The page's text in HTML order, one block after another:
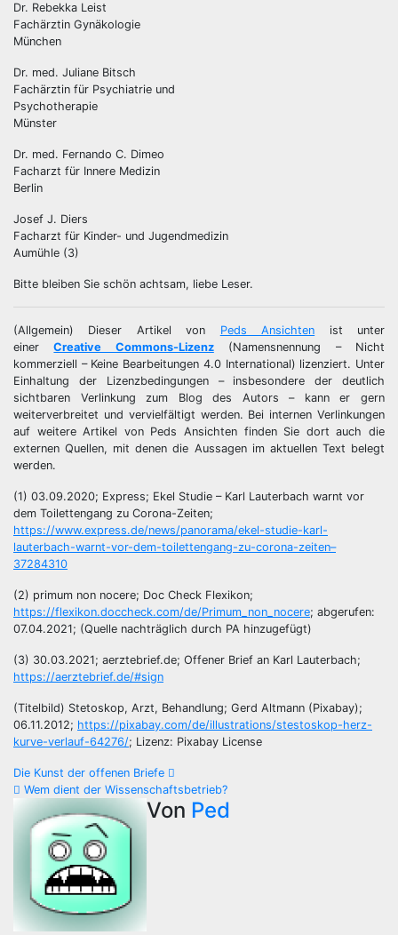
Dr. Rebekka Leist
Fachärztin Gynäkologie
München
Dr. med. Juliane Bitsch
Fachärztin für Psychiatrie und
Psychotherapie
Münster
Dr. med. Fernando C. Dimeo
Facharzt für Innere Medizin
Berlin
Josef J. Diers
Facharzt für Kinder- und Jugendmedizin
Aumühle (3)
Bitte bleiben Sie schön achtsam, liebe Leser.
(Allgemein) Dieser Artikel von Peds Ansichten ist unter
einerCreative Commons-Lizenz(Namensnennung – Nicht
kommerziell – Keine Bearbeitungen 4.0 International) lizenziert. Unter
Einhaltung der Lizenzbedingungen – insbesondere der deutlich
sichtbaren Verlinkung zum Blog des Autors – kann er gern
weiterverbreitet und vervielfältigt werden. Bei internen Verlinkungen
auf weitere Artikel von Peds Ansichten finden Sie dort auch die
externen Quellen, mit denen die Aussagen im aktuellen Text belegt
werden.
(1) 03.09.2020; Express; Ekel Studie – Karl Lauterbach warnt vor
dem Toilettengang zu Corona-Zeiten;
https://www.express.de/news/panorama/ekel-studie-karl-
lauterbach-warnt-vor-dem-toilettengang-zu-corona-zeiten–
37284310
(2) primum non nocere; Doc Check Flexikon;
https://flexikon.doccheck.com/de/Primum_non_nocere; abgerufen:
07.04.2021; (Quelle nachträglich durch PA hinzugefügt)
(3) 30.03.2021; aerztebrief.de; Offener Brief an Karl Lauterbach;
https://aerztebrief.de/#sign
(Titelbild) Stetoskop, Arzt, Behandlung; Gerd Altmann (Pixabay);
06.11.2012; https://pixabay.com/de/illustrations/stestoskop-herz-
kurve-verlauf-64276/; Lizenz: Pixabay License
Beitragsnavigation
Die Kunst der offenen Briefe
Wem dient der Wissenschaftsbetrieb?
Von Ped